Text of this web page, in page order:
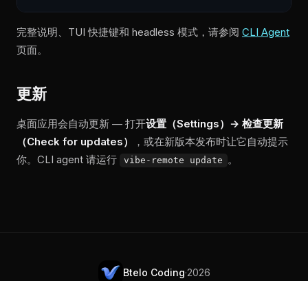
完整说明、TUI 快捷键和 headless 模式，请参阅 CLI Agent
页面。
更新
桌面应用会自动更新 — 打开设置（Settings）→ 检查更新
（Check for updates）
，或在新版本发布时让它自动提示
你。CLI agent 请运行
vibe-remote update 。
Btelo Coding·2026